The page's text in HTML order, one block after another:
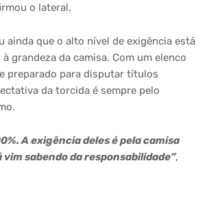
o lateral.
ainda que o alto nível de exigência está
grandeza da camisa. Com um elenco
preparado para disputar títulos
da torcida é sempre pelo
A exigência deles é pela camisa
vim sabendo da responsabilidade”,